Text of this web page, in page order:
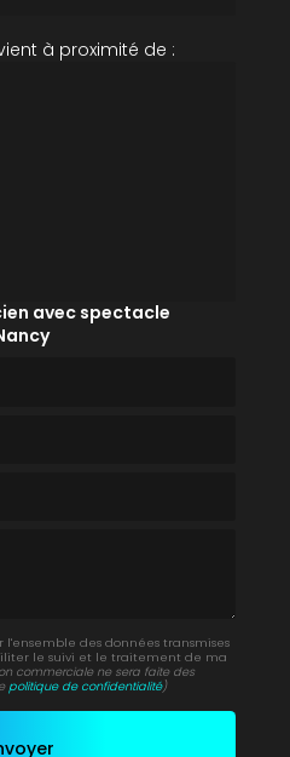
à proximité de :
avec spectacle
l'ensemble des données transmises
le suivi et le traitement de ma
commerciale ne sera faite des
politique de confidentialité)